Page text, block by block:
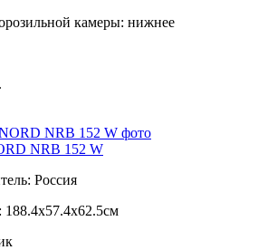
камеры: нижнее
NRB 152 W
Россия